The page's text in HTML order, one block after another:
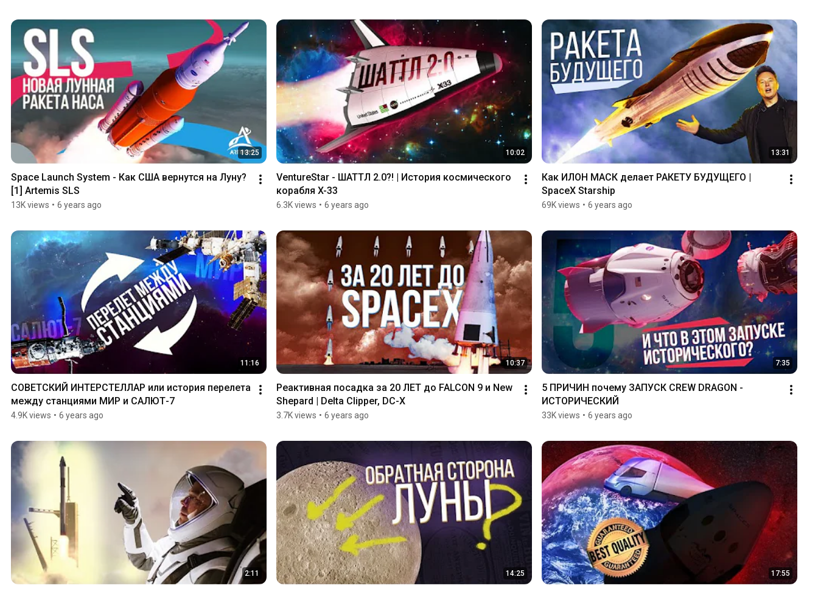
13:25
Space Launch System - Как США вернутся на Луну?
[1] Artemis SLS
13K views • 6 years ago
10:02
VentureStar - ШАТТЛ 2.0?! | История космического
корабля X-33
6.3K views • 6 years ago
13:31
Как ИЛОН МАСК делает РАКЕТУ БУДУЩЕГО |
SpaceX Starship
69K views • 6 years ago
11:16
СОВЕТСКИЙ ИНТЕРСТЕЛЛАР или история перелета
между станциями МИР и САЛЮТ-7
4.9K views • 6 years ago
10:37
Реактивная посадка за 20 ЛЕТ до FALCON 9 и New
Shepard | Delta Clipper, DC-X
3.7K views • 6 years ago
7:35
5 ПРИЧИН почему ЗАПУСК CREW DRAGON -
ИСТОРИЧЕСКИЙ
33K views • 6 years ago
2:11 14:25 17:55